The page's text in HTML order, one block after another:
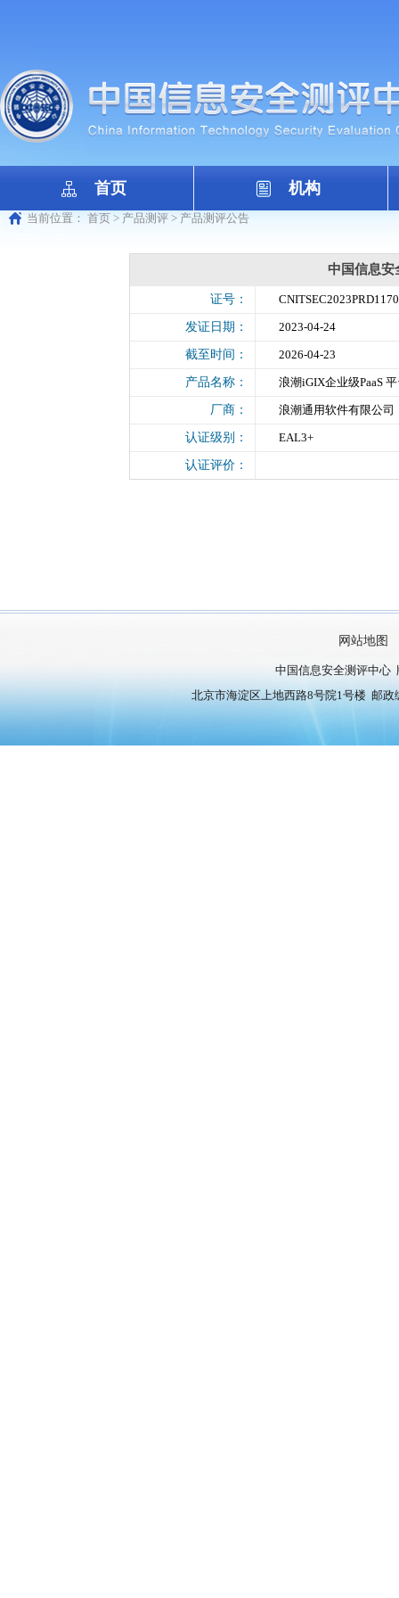
首页 机构
当前位置： 首页 > 产品测评 > 产品测评公告
中国信息安
证号： CNITSEC2023PRD1170
发证日期： 2023-04-24
截至时间： 2026-04-23
产品名称： 浪潮iGIX企业级PaaS
厂商： 浪潮通用软件有限公司
认证级别： EAL3+
认证评价：
网站地图
中国信息安全测评中心
北京市海淀区上地西路8号院1号楼 邮